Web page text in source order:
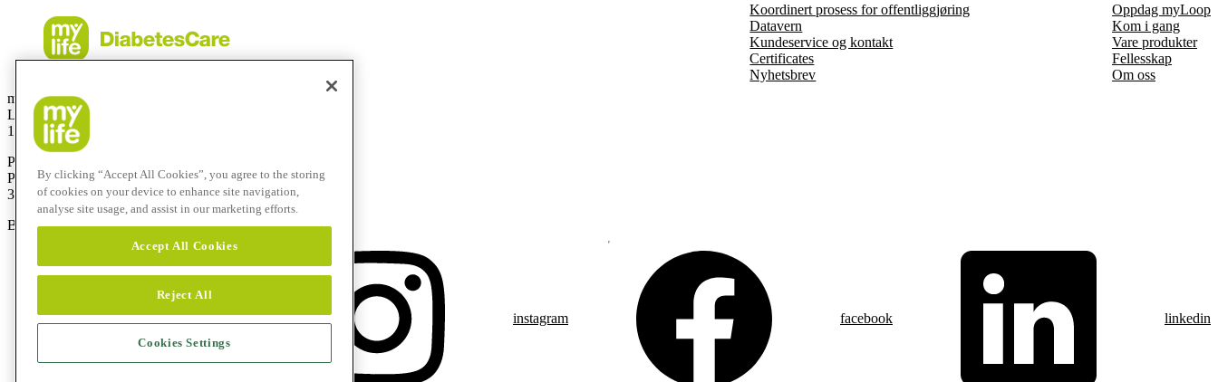
mylife Diabetes Care AS
Lysaker Torg 5, 3 etg
1366 Lysaker
Postadresse:
Postboks 2, Bragernes
3001 Drammen
Brukerstøtte:800 74 750
Koordinert prosess for offentliggjøring
Datavern
Kundeservice og kontakt
Certificates
Nyhetsbrev
Oppdag myLoop
Kom i gang
Vare produkter
Fellesskap
Om oss
instagram facebook linkedin
By clicking “Accept All Cookies”, you agree to the storing
of cookies on your device to enhance site navigation,
analyse site usage, and assist in our marketing efforts.
Accept All Cookies
Reject All
Cookies Settings